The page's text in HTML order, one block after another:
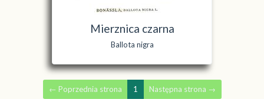
Mierznica czarna
Ballota nigra
← Poprzednia strona 1 Następna strona →